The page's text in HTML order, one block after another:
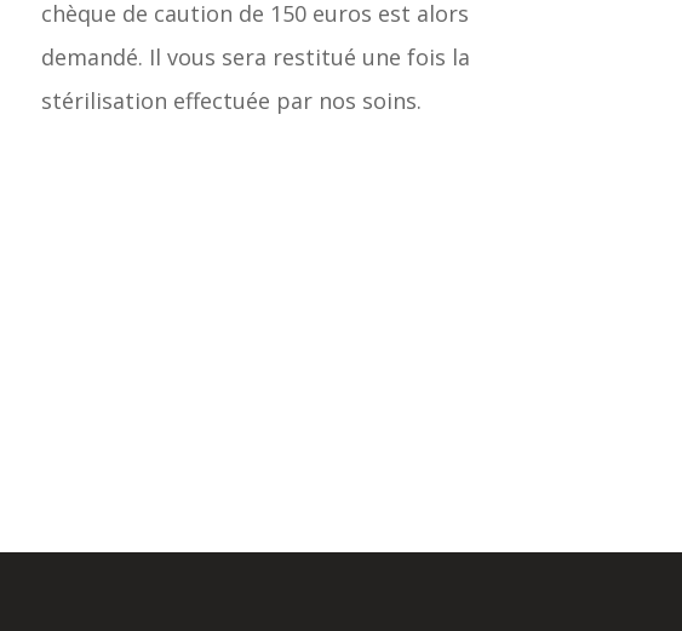
chèque de caution de 150 euros est alors
demandé. Il vous sera restitué une fois la
stérilisation effectuée par nos soins.